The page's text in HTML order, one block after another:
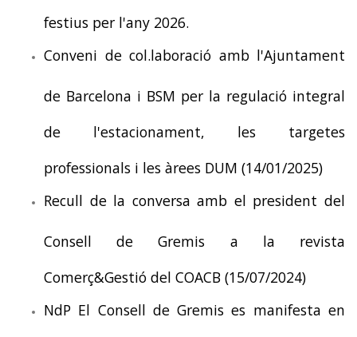
festius per l'any 2026.
Conveni de col.laboració amb l'Ajuntament
de Barcelona i BSM per la regulació integral
de l'estacionament, les targetes
professionals i les àrees DUM (14/01/2025)
Recull de la conversa amb el president del
Consell de Gremis a la revista
Comerç&Gestió del COACB (15/07/2024)
NdP El Consell de Gremis es manifesta en